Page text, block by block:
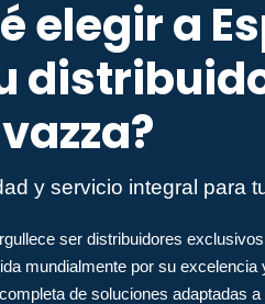
elegir a
y servicio integral para
ser distribuidores
mundialmente por su excelencia
de soluciones adaptadas